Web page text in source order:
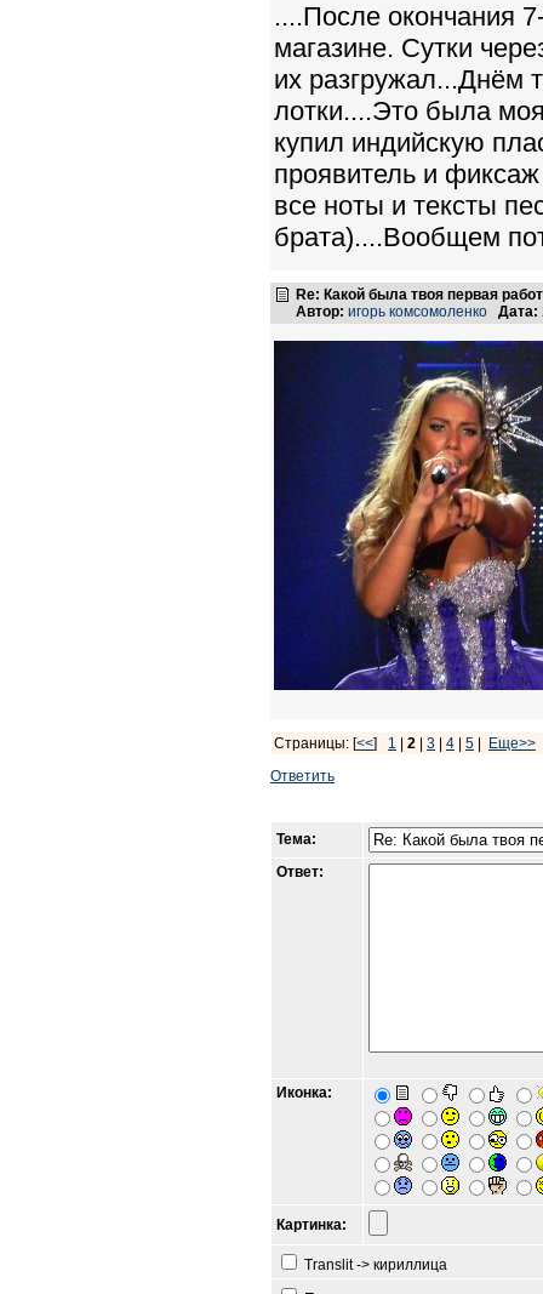
....После окончания
магазине. Сутки
их разгружал...Днём
лотки....Это была
купил индийскую
проявитель и
все ноты и тексты
брата)....Вообщем
Re: Какой была твоя первая
Автор: игорь комсомоленко Дата:
Страницы: [<<] 1 2 3 4 5
Еще>>
Ответить
Тема:
Ответ:
Иконка:
Картинка:
Translit -> кириллица